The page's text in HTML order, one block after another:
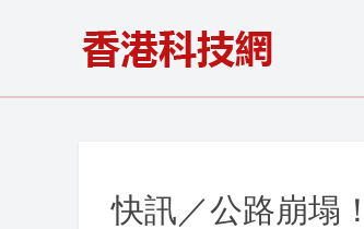
快訊／公路崩塌